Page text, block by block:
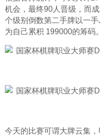
机会，最终90人晋级，而
个级别倒数第二手牌以一
为自己累积 199000的筹码
今天的比赛可谓大牌云集